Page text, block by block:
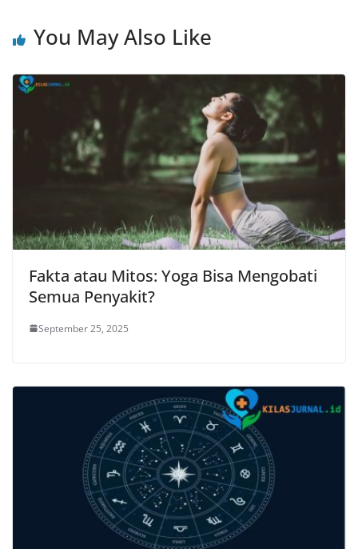
You May Also Like
Fakta atau Mitos: Yoga Bisa Mengobati
Semua Penyakit?
September 25, 2025